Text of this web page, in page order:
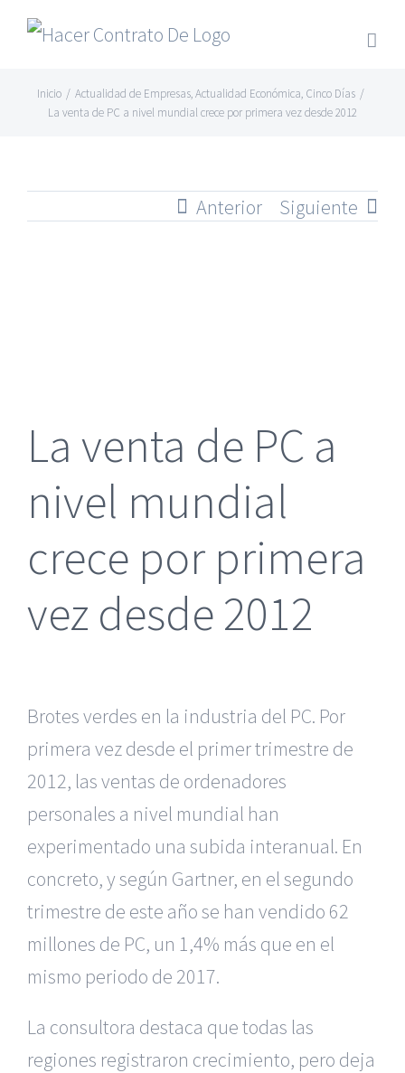
Skip
Inicio / Actualidad de Empresas,Actualidad Económica, Cinco Días /
La venta de PC a nivel mundial crece por primera vez desde 2012
Anterior Siguiente
La venta de PC a
nivel mundial
crece por primera
vez desde 2012
Brotes verdes en la industria del PC. Por
primera vez desde el primer trimestre de
2012, las ventas de ordenadores
personales a nivel mundial han
experimentado una subida interanual. En
concreto, y según Gartner, en el segundo
trimestre de este año se han vendido 62
millones de PC, un 1,4% más que en el
mismo periodo de 2017.
La consultora destaca que todas las
regiones registraron crecimiento, pero deja